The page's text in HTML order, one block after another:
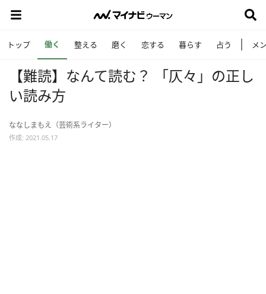
トップ 働く 整える 磨く 恋する 暮らす 占う メ
【難読】なんて読む？ 「仄々」の正し
い読み方
ななしまもえ（芸術系ライター）
作成: 2021.05.17